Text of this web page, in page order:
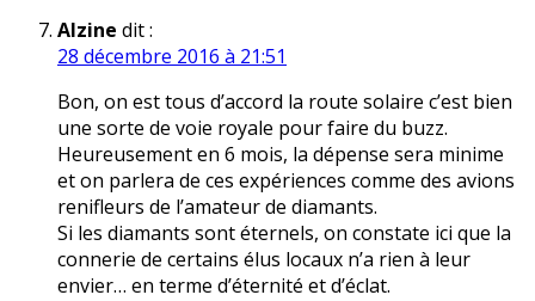
Alzine dit :
28 décembre 2016 à 21:51
Bon, on est tous d’accord la route solaire c’est bien
une sorte de voie royale pour faire du buzz.
Heureusement en 6 mois, la dépense sera minime
et on parlera de ces expériences comme des avions
renifleurs de l’amateur de diamants.
Si les diamants sont éternels, on constate ici que la
connerie de certains élus locaux n’a rien à leur
envier… en terme d’éternité et d’éclat.